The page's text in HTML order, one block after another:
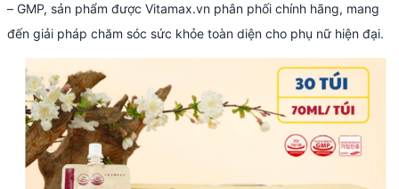
– GMP, sản phẩm được Vitamax.vn phân phối chính hãng, mang
đến giải pháp chăm sóc sức khỏe toàn diện cho phụ nữ hiện đại.